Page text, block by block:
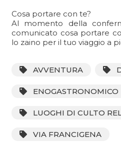
Cosa portare con te?
Al momento della
comunicato cosa portare
lo zaino per il tuo viaggio a
AVVENTURA
ENOGASTRONOMICO
LUOGHI DI CULTO
VIA FRANCIGENA